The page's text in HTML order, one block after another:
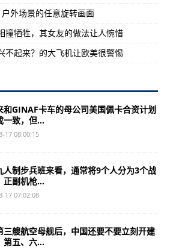
户外场景的任意旋转画面
撞牺牲，其女友的做法让人惋惜
不起来？的大飞机让欧美很警惕
和GINAF卡车的母公司美国佩卡合资计划
一致，但...
17 08:00:15
人制步兵班来看，通常将9个人分为3个战
正副机枪...
17 07:02:08
三艘航空母舰后，中国还要不要立刻开建
第五、六...